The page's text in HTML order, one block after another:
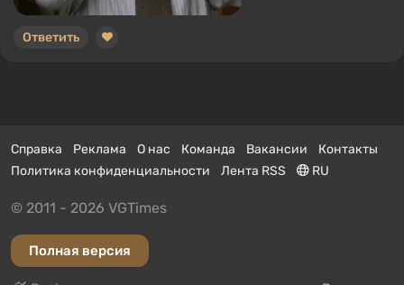
Ответить
Справка Реклама О нас Команда Вакансии
Контакты
Политика конфиденциальности
Лента RSS RU
© 2011 - 2026 VGTimes
Полная версия